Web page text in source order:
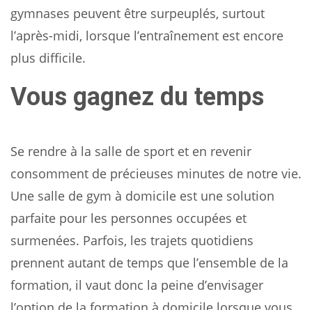
gymnases peuvent être surpeuplés, surtout
l’après-midi, lorsque l’entraînement est encore
plus difficile.
Vous gagnez du temps
Se rendre à la salle de sport et en revenir
consomment de précieuses minutes de notre vie.
Une salle de gym à domicile est une solution
parfaite pour les personnes occupées et
surmenées. Parfois, les trajets quotidiens
prennent autant de temps que l’ensemble de la
formation, il vaut donc la peine d’envisager